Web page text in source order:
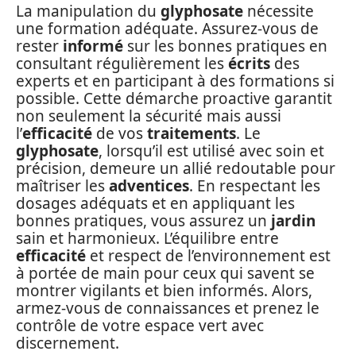
La manipulation du glyphosate nécessite
une formation adéquate. Assurez-vous de
rester informé sur les bonnes pratiques en
consultant régulièrement lesécrits des
experts et en participant à des formations si
possible. Cette démarche proactive garantit
non seulement la sécurité mais aussi
l’efficacité de vostraitements. Le
glyphosate, lorsqu’il est utilisé avec soin et
précision, demeure un allié redoutable pour
maîtriser lesadventices. En respectant les
dosages adéquats et en appliquant les
bonnes pratiques, vous assurez un jardin
sain et harmonieux. L’équilibre entre
efficacité et respect de l’environnement est
à portée de main pour ceux qui savent se
montrer vigilants et bien informés. Alors,
armez-vous de connaissances et prenez le
contrôle de votre espace vert avec
discernement.